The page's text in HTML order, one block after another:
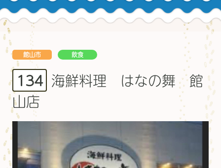
館山市 飲食
134 海鮮料理 はなの舞 館
山店